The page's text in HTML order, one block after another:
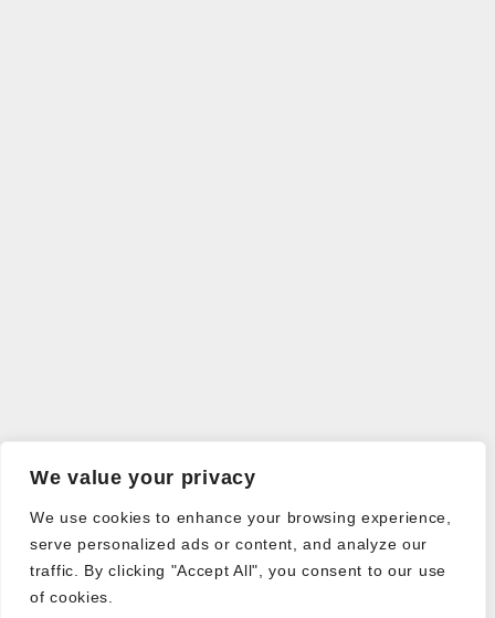
We value your privacy
We use cookies to enhance your browsing experience,
serve personalized ads or content, and analyze our
traffic. By clicking "Accept All", you consent to our use
of cookies.